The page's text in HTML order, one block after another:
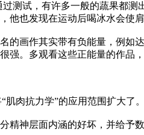
测试，有许多一般的蔬果都
也发现在运动后喝冰水会使
画作其实带有负能量，例如
。多观看这些正能量的作品
肉抗力学”的应用范围扩大了。
精神层面内涵的好坏，并给予数